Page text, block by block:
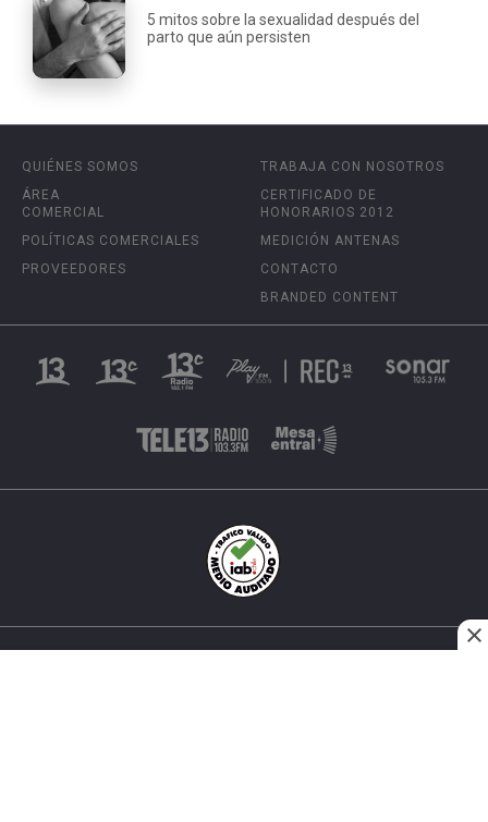
5 mitos sobre la sexualidad después del
parto que aún persisten
QUIÉNES SOMOS
ÁREA
COMERCIAL
POLÍTICAS COMERCIALES
PROVEEDORES
TRABAJA CON NOSOTROS
CERTIFICADO DE
HONORARIOS 2012
MEDICIÓN ANTENAS
CONTACTO
BRANDED CONTENT